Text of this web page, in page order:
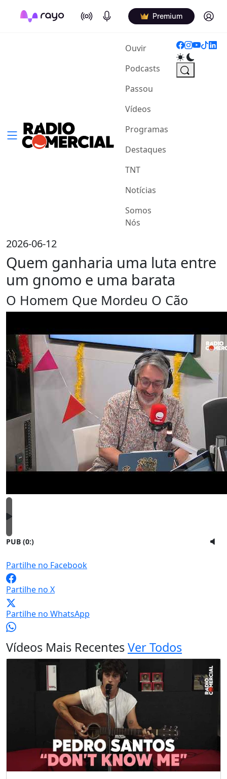
On Air Podcasts Premium Log in
Ouvir(current)
Podcasts
Passou
Vídeos
Programas
Destaques
TNT
Notícias
Somos
Nós
2026-06-12
Quem ganharia uma luta entre
um gnomo e uma barata
O Homem Que Mordeu O Cão
PUB (0:)
Partilhe no Facebook
Partilhe no X
Partilhe no WhatsApp
Vídeos Mais RecentesVer Todos